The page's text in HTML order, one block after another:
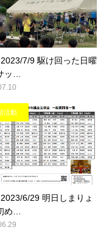
7/9 駆け回った日曜
ッ…
活動
6/29 明日しまりょ
め…